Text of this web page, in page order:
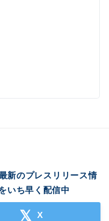
新のプレスリリース情
いち早く配信中
X